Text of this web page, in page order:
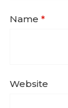
Name *
Website